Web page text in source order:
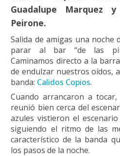
Guadalupe Marquez
Peirone.
Salida de amigas una noche
parar al bar “de las
Caminamos directo a la
de endulzar nuestros oídos,
banda: Calidos Copios.
Cuando arrancaron a
reunió bien cerca del
azules vistieron el
siguiendo el ritmo de las
característico de la banda
los pasos de la noche.